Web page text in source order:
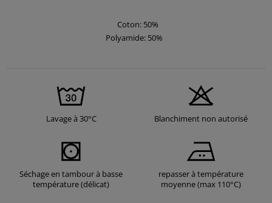
Coton: 50%
Polyamide: 50%
Lavage à 30°C Blanchiment non autorisé
Séchage en tambour à basse
température (délicat)
repasser à température
moyenne (max 110°C)